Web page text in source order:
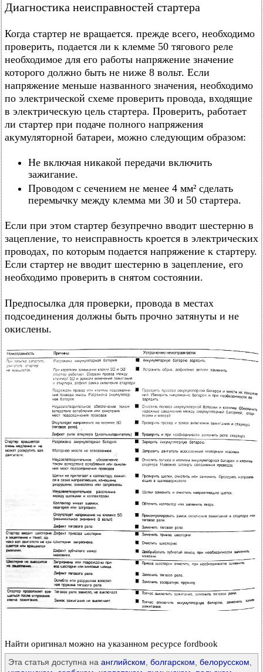
Диагностика неисправностей стартера
Когда стартер не вращается. прежде всего, необходимо
проверить, подается ли к клемме 50 тягового реле
необходимое для его работы напряжение значение
которого должно быть не ниже 8 вольт. Если
напряжение меньше названного значения, необходимо
по электрической схеме проверить провода, входящие
в электрическую цель стартера. Проверить, работает
ли стартер при подаче полного напряжения
акумуляторной батареи, можно следующим образом:
Не включая никакой передачи включить
зажигание.
Проводом с сечением не менее 4 мм² сделать
перемычку между клемма ми 30 и 50 стартера.
Если при этом стартер безупречно вводит шестерню в
зацепление, то неисправность кроется в электрических
проводах, по которым подается напряжение к стартеру.
Если стартер не вводит шестерню в зацепление, его
необходимо проверить в снятом состоянии.
Предпосылка для проверки, провода в местах
подсоединения должны быть прочно затянуты и не
окислены.
Найти оригинал можно на указанном ресурсе fordbook
Эта статья доступна на английском болгарском белорусском